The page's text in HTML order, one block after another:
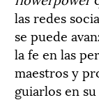
las redes
se puede
la fe en las
maestros y
guiarlos en